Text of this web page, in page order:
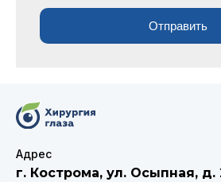
Отправить
Адрес
г. Кострома, ул. Осыпная, д.